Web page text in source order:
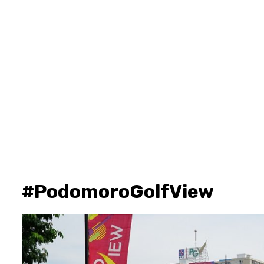
#PodomoroGolfView